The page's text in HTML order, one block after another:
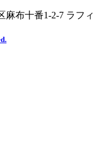
麻布十番1-2-7 ラフ